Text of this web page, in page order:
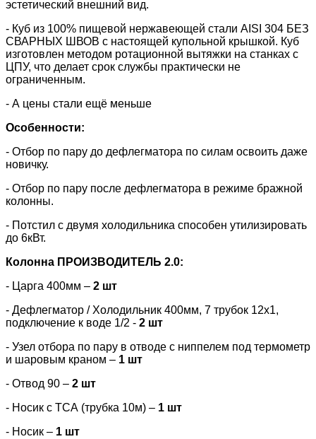
эстетический внешний вид.
- Куб из 100% пищевой нержавеющей стали AISI 304 БЕЗ
СВАРНЫХ ШВОВ с настоящей купольной крышкой. Куб
изготовлен методом ротационной вытяжки на станках с
ЦПУ, что делает срок службы практически не
ограниченным.
- А цены стали ещё меньше
Особенности:
- Отбор по пару до дефлегматора по силам освоить даже
новичку.
- Отбор по пару после дефлегматора в режиме бражной
колонны.
- Потстил с двумя холодильника способен утилизировать
до 6кВт.
Колонна ПРОИЗВОДИТЕЛЬ 2.0:
- Царга 400мм – 2 шт
- Дефлегматор / Холодильник 400мм, 7 трубок 12х1,
подключение к воде 1/2 - 2 шт
- Узел отбора по пару в отводе с ниппелем под термометр
и шаровым краном – 1 шт
- Отвод 90 – 2 шт
- Носик с ТСА (трубка 10м) – 1 шт
- Носик – 1 шт